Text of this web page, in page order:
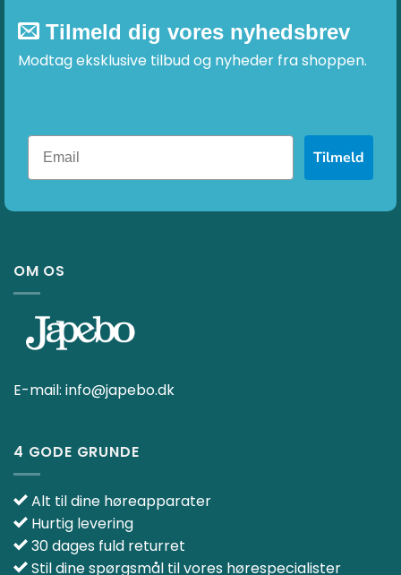
Tilmeld dig vores nyhedsbrev
Modtag eksklusive tilbud og nyheder fra shoppen.
Tilmeld
OM OS
E-mail: info@japebo.dk
4 GODE GRUNDE
Alt til dine høreapparater
Hurtig levering
30 dages fuld returret
Stil dine spørgsmål til vores hørespecialister